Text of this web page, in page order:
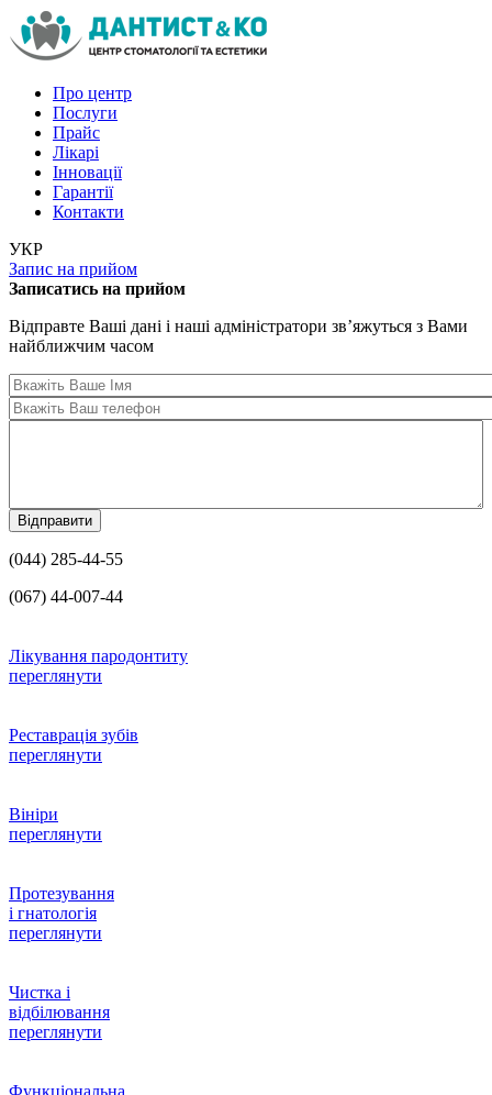
Перейти до основного вмісту
Про центр
Послуги
Прайс
Лікарі
Iнновації
Гарантії
Контакти
УКР
Запис на прийом
Записатись на прийом
Відправте Ваші дані і наші адміністратори зв’яжуться з Вами
найближчим часом
(044) 285-44-55
(067) 44-007-44
Лікування пародонтиту
переглянути
Реставрація зубів
переглянути
Вініри
переглянути
Протезування
і гнатологія
переглянути
Чистка і
відбілювання
переглянути
Функціональна